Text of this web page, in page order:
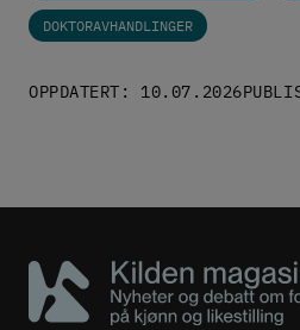
av den skandinaviske
kjønnshistoria og drøftar
fram til byrjinga av 2000-
DOKTORAVHANDLINGER
OPPDATERT: 10.07.2026